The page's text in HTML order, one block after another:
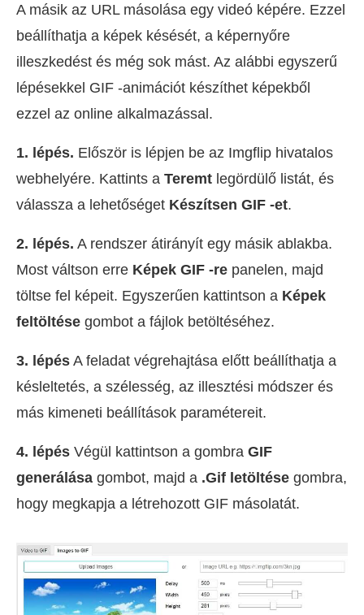
A másik az URL másolása egy videó képére. Ezzel
beállíthatja a képek késését, a képernyőre
illeszkedést és még sok mást. Az alábbi egyszerű
lépésekkel GIF -animációt készíthet képekből
ezzel az online alkalmazással.
1. lépés. Először is lépjen be az Imgflip hivatalos
webhelyére. Kattints a Teremt legördülő listát, és
válassza a lehetőséget Készítsen GIF -et.
2. lépés. A rendszer átirányít egy másik ablakba.
Most váltson erre Képek GIF -re panelen, majd
töltse fel képeit. Egyszerűen kattintson a Képek
feltöltése gombot a fájlok betöltéséhez.
3. lépés A feladat végrehajtása előtt beállíthatja a
késleltetés, a szélesség, az illesztési módszer és
más kimeneti beállítások paramétereit.
4. lépés Végül kattintson a gombra GIF
generálása gombot, majd a .Gif letöltése gombra,
hogy megkapja a létrehozott GIF másolatát.